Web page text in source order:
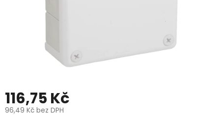
116,75 Kč
96,49 Kč bez DPH